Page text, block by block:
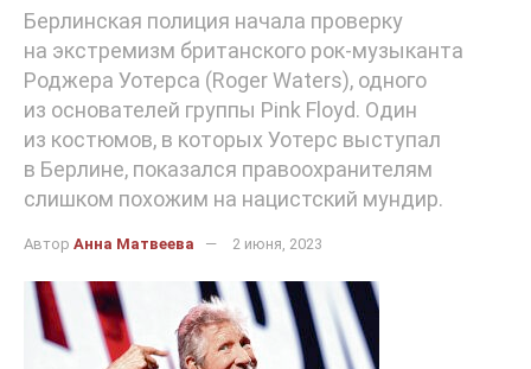
Берлинская полиция начала проверку
на экстремизм британского рок-музыканта
Роджера Уотерса (Roger Waters), одного
из основателей группы Pink Floyd. Один
из костюмов, в которых Уотерс выступал
в Берлине, показался правоохранителям
слишком похожим на нацистский мундир.
Автор Анна Матвеева 2 июня, 2023